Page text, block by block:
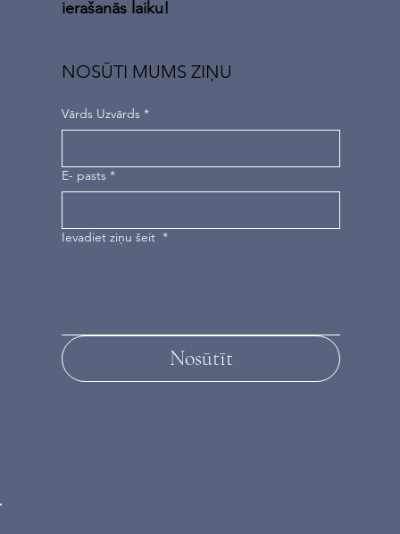
ierašanās laiku!
NOSŪTI MUMS ZIŅU
Vārds Uzvārds *
E- pasts *
Ievadiet ziņu šeit *
Nosūtīt